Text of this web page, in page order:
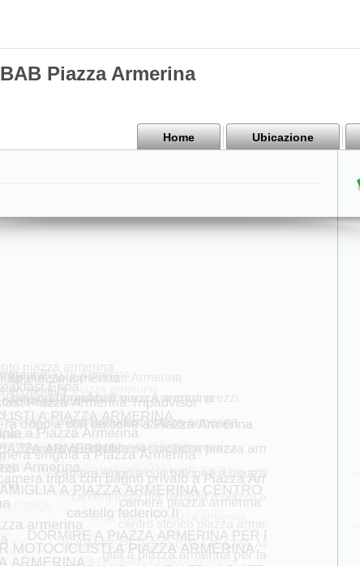
Piazza Armerina
Home Ubicazione